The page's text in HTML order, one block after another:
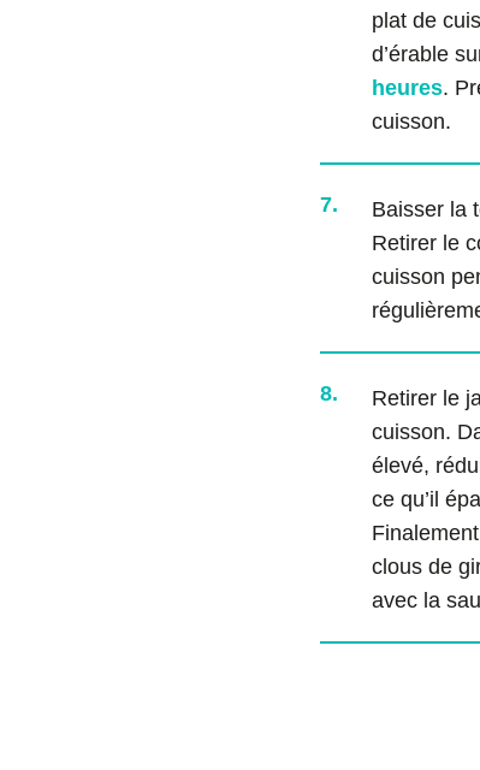
plat de
d’érable
heures.
cuisson.
7.
Baisser la
Retirer le
cuisson
8.
Retirer le
cuisson.
élevé,
ce qu’il
clous de
avec la